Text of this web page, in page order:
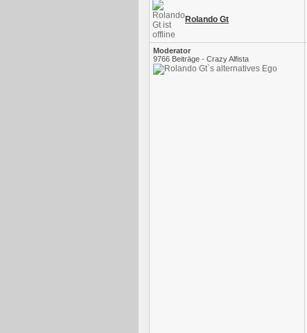
Rolando Gt
Moderator
9766 Beiträge - Crazy Alfista